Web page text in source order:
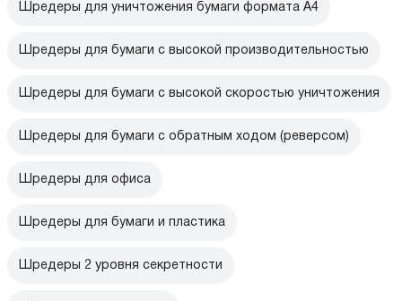
Шредеры для уничтожения бумаги формата А4
Шредеры для бумаги с высокой производительностью
Шредеры для бумаги с высокой скоростью уничтожения
Шредеры для бумаги с обратным ходом (реверсом)
Шредеры для офиса
Шредеры для бумаги и пластика
Шредеры 2 уровня секретности